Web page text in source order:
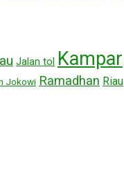
Jalan tol Kampar
Jokowi Ramadhan Riau